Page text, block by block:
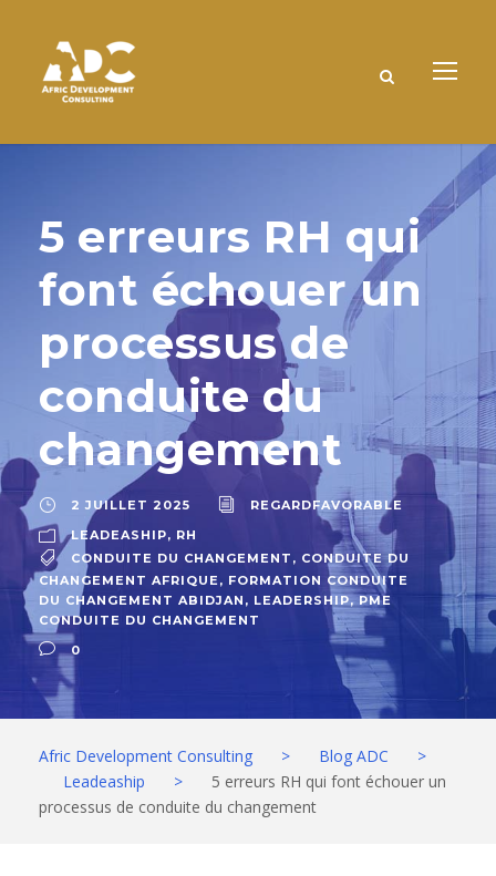
5 erreurs RH qui
font échouer un
processus de
conduite du
changement
2 JUILLET 2025
REGARDFAVORABLE
LEADEASHIP, RH
CONDUITE DU CHANGEMENT , CONDUITE DU
CHANGEMENT AFRIQUE , FORMATION CONDUITE
DU CHANGEMENT ABIDJAN , LEADERSHIP, PME
CONDUITE DU CHANGEMENT
0
Afric Development Consulting > Blog ADC
>
Leadeaship
>
5 erreurs RH qui font échouer un
processus de conduite du changement